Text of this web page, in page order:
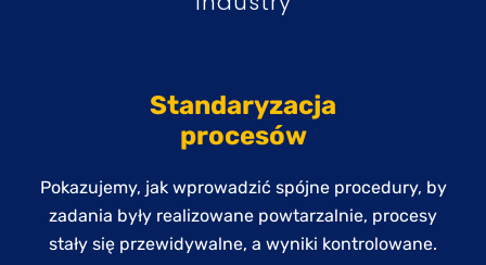
Standaryzacja
procesów
Pokazujemy, jak wprowadzić spójne procedury, by
zadania były realizowane powtarzalnie, procesy
stały się przewidywalne, a wyniki kontrolowane.